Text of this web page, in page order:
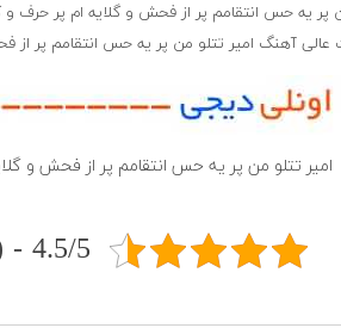
یه حس انتقامم پر از فحش و گلایه ام پر حرف و
آهنگ امیر تتلو من پر یه حس انتقامم پر از
امیر تتلو من پر یه حس انتقامم پر از فحش و
4.5/5 - (11 امتیاز)